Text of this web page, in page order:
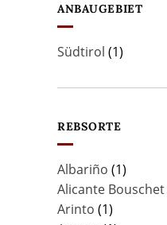
ANBAUGEBIET
Südtirol (1)
REBSORTE
Albariño (1)
Alicante Bouschet
Arinto (1)